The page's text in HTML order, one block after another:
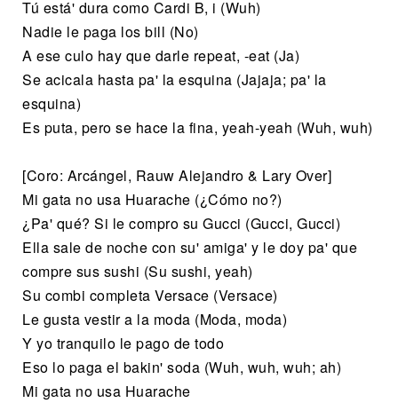
Tú está' dura como Cardi B, i (Wuh)
Nadie le paga los bill (No)
A ese culo hay que darle repeat, -eat (Ja)
Se acicala hasta pa' la esquina (Jajaja; pa' la
esquina)
Es puta, pero se hace la fina, yeah-yeah (Wuh, wuh)
[Coro: Arcángel, Rauw Alejandro & Lary Over]
Mi gata no usa Huarache (¿Cómo no?)
¿Pa' qué? Si le compro su Gucci (Gucci, Gucci)
Ella sale de noche con su' amiga' y le doy pa' que
compre sus sushi (Su sushi, yeah)
Su combi completa Versace (Versace)
Le gusta vestir a la moda (Moda, moda)
Y yo tranquilo le pago de todo
Eso lo paga el bakin' soda (Wuh, wuh, wuh; ah)
Mi gata no usa Huarache